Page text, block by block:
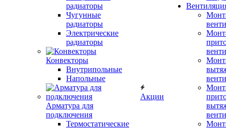
радиаторы
Чугунные
радиаторы
Электрические
радиаторы
Конвекторы
Внутрипольные
Напольные
Арматура для
подключения
Термостатические
Акции